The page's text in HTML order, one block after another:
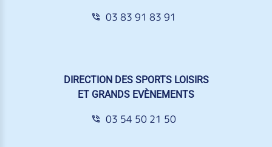
03 83 91 83 91
DIRECTION DES SPORTS LOISIRS
ET GRANDS EVÈNEMENTS
03 54 50 21 50